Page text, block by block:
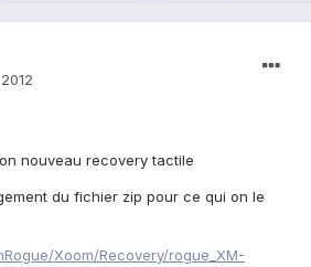
nouveau recovery tactile
du fichier zip pour ce qui on le
Xoom/Recovery/rogue_XM-